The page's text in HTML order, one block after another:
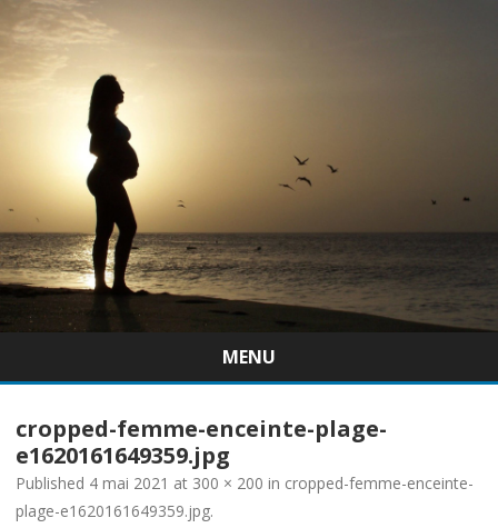
MENU
Skip
content
cropped-femme-enceinte-plage-
e1620161649359.jpg
Published 4 mai 2021 at 300 × 200 in cropped-femme-enceinte-
plage-e1620161649359.jpg.